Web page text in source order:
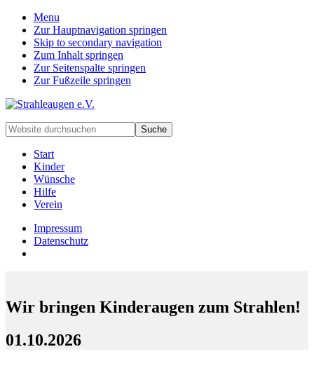
Menu
Zur Hauptnavigation springen
Skip to secondary navigation
Zum Inhalt springen
Zur Seitenspalte springen
Zur Fußzeile springen
Handarbeiten
für
besondere
Kinder
deren
Familien
Website
durchsuchen
Start
Kinder
Wünsche
Hilfe
Verein
Impressum
Datenschutz
Wir bringen Kinderaugen zum Strahlen!
01.10.2026